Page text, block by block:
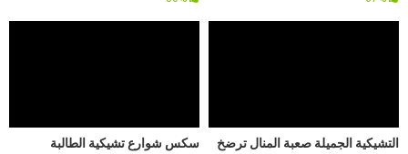
سكس شوارع تشيكية الطالبة
التشيكية الجميلة صعبة المنال ترضخ